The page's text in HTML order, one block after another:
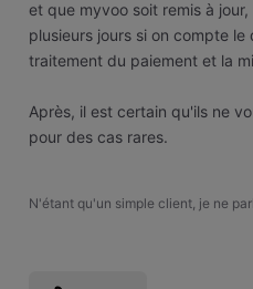
et que myvoo soit remis à
plusieurs jours si on compte
traitement du paiement et la
Après, il est certain qu'ils ne
pour des cas rares.
N'étant qu'un simple client, je ne